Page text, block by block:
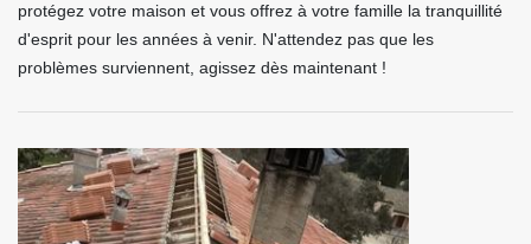
protégez votre maison et vous offrez à votre famille la tranquillité
d'esprit pour les années à venir. N'attendez pas que les
problèmes surviennent, agissez dès maintenant !